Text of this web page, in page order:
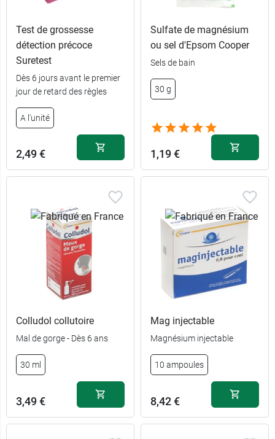
50 g + 50%
offert
3,90 €
150 g
3,90 € 15,99 €
Test de grossesse
détection précoce
Suretest
Dès 6 jours avant le premier
jour de retard des règles
A l'unité
2,49 €
Sulfate de magnésium
ou sel d'Epsom Cooper
Sels de bain
30 g
1,19 €
Colludol collutoire
Mal de gorge - Dès 6 ans
30 ml
3,49 €
Mag injectable
Magnésium injectable
10 ampoules
8,42 €